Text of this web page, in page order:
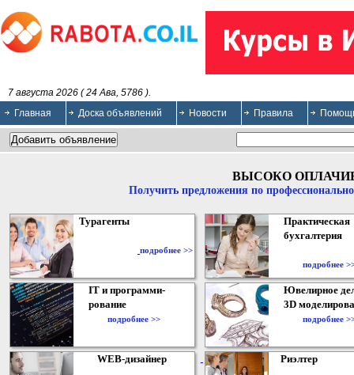
7 августа 2026 ( 24 Ава, 5786 ).
Главная
Доска объявлений Новости Правила
ВЫСОКО
Получить предложения по
Турагенты
подробнее >>
Практическая
бухгалтерия
подробнее
IT и программи-
рование
подробнее >>
Ювелирное
3D
подробнее
WEB-дизайнер Риэлтер